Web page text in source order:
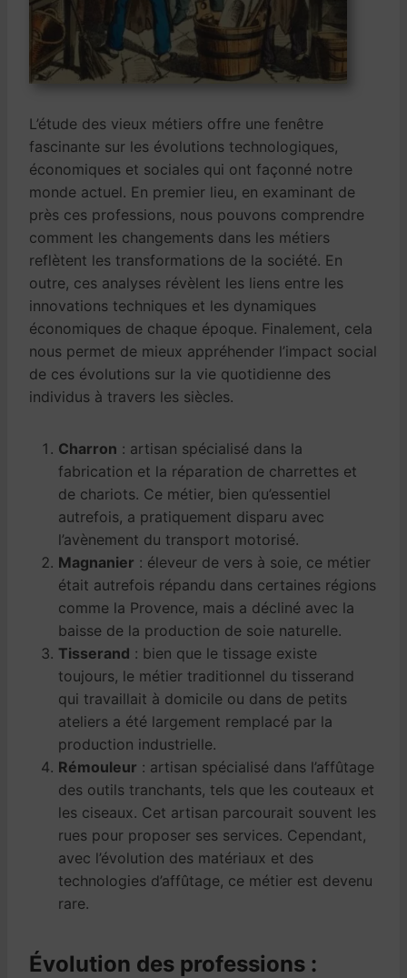
L’étude des vieux métiers offre une fenêtre
fascinante sur les évolutions technologiques,
économiques et sociales qui ont façonné notre
monde actuel. En premier lieu, en examinant de
près ces professions, nous pouvons comprendre
comment les changements dans les métiers
reflètent les transformations de la société. En
outre, ces analyses révèlent les liens entre les
innovations techniques et les dynamiques
économiques de chaque époque. Finalement, cela
nous permet de mieux appréhender l’impact social
de ces évolutions sur la vie quotidienne des
individus à travers les siècles.
Charron : artisan spécialisé dans la
fabrication et la réparation de charrettes et
de chariots. Ce métier, bien qu’essentiel
autrefois, a pratiquement disparu avec
l’avènement du transport motorisé.
Magnanier : éleveur de vers à soie, ce métier
était autrefois répandu dans certaines régions
comme la Provence, mais a décliné avec la
baisse de la production de soie naturelle.
Tisserand : bien que le tissage existe
toujours, le métier traditionnel du tisserand
qui travaillait à domicile ou dans de petits
ateliers a été largement remplacé par la
production industrielle.
Rémouleur : artisan spécialisé dans l’affûtage
des outils tranchants, tels que les couteaux et
les ciseaux. Cet artisan parcourait souvent les
rues pour proposer ses services. Cependant,
avec l’évolution des matériaux et des
technologies d’affûtage, ce métier est devenu
rare.
Évolution des professions :